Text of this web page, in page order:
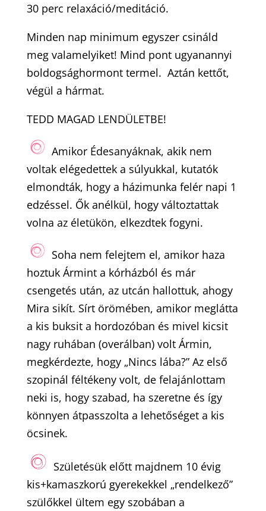
30 perc relaxáció/meditáció.
Minden nap minimum egyszer csináld
meg valamelyiket! Mind pont ugyanannyi
boldogsághormont termel. Aztán kettőt,
végül a hármat.
TEDD MAGAD LENDÜLETBE!
Amikor Édesanyáknak, akik nem
voltak elégedettek a súlyukkal, kutatók
elmondták, hogy a házimunka felér napi 1
edzéssel. Ők anélkül, hogy változtattak
volna az életükön, elkezdtek fogyni.
Soha nem felejtem el, amikor haza
hoztuk Ármint a kórházból és már
csengetés után, az utcán hallottuk, ahogy
Mira sikít. Sírt örömében, amikor meglátta
a kis buksit a hordozóban és mivel kicsit
nagy ruhában (overálban) volt Ármin,
megkérdezte, hogy „Nincs lába?” Az első
szopinál féltékeny volt, de felajánlottam
neki is, hogy szabad, ha szeretne és így
könnyen átpasszolta a lehetőséget a kis
öcsinek.
Születésük előtt majdnem 10 évig
kis+kamaszkorú gyerekekkel „rendelkező”
szülőkkel ültem egy szobában a